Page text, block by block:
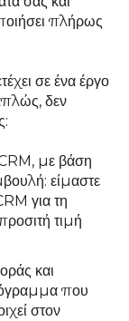
πλήρως
σε ένα έργο
δεν
CRM, με βάση
είμαστε
για τη
τιμή
και
που
στον